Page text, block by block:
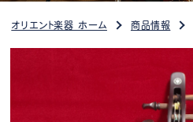
オリエント楽器 ホーム 商品情報